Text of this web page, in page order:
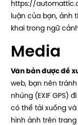
https://
luận của bạn, ảnh
khai trong ngữ
Media
Văn bản được đề
web, bạn nên
nhúng (EXIF GPS)
có thể tải xuống
hình ảnh trên trang